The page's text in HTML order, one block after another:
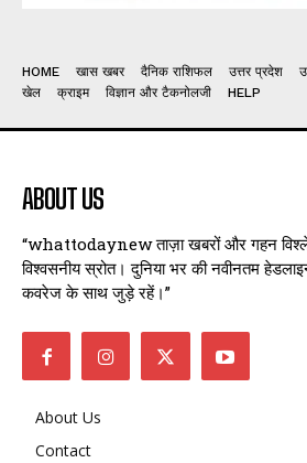
HOME खास खबर दैनिक राशिफल उत्तर प्रदेश
खेल
क्राइम विज्ञान और टैकनोलजी HELP
ABOUT US
“whattodaynew ताज़ा खबरों और गहन
विश्वसनीय स्रोत। दुनिया भर की नवीनतम
कवरेज के साथ जुड़े रहें।”
About Us
Contact